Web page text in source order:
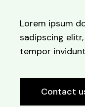
Lorem ipsum
sadipscing
tempor
Contact